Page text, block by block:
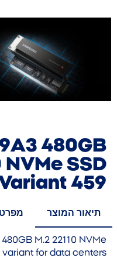
480GB
NVMe SSD
459
תיאור המוצר
M.2 22110 NVMe
variant for data centers